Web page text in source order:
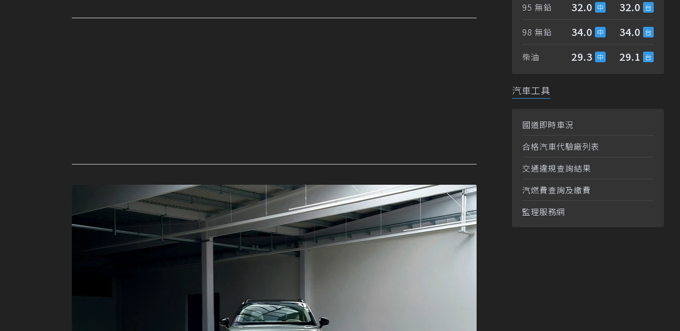
95 無鉛 32.0 32.0
98 無鉛 34.0 34.0
柴油 29.3 29.1
汽車工具
國道即時車況
合格汽車代驗廠列表
交通違規查詢結果
汽燃費查詢及繳費
監理服務網